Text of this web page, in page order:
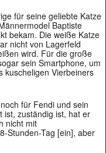
für seine geliebte Katze
Baptiste
bekam. Die weiße Katze
nicht von Lagerfeld
wird. Für die große
sein Smartphone, um
kuscheligen Vierbeiners
für Fendi und sein
ist, zuständig ist, hat er
nicht mit
Stunden-Tag [ein], aber